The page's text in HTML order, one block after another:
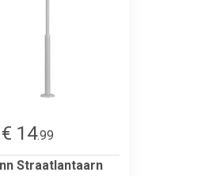
€ 14.99
Straatlantaarn